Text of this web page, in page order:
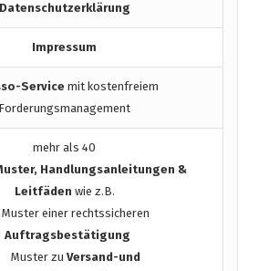
Datenschutzerklärung
Impressum
Service mit kostenfreiem
Forderungsmanagement
mehr als 40
Handlungsanleitungen &
Leitfäden wie z.B.
Muster einer rechtssicheren
Auftragsbestätigung
Muster zuVersand-und